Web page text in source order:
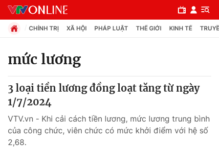
Chuyên mục
Chính trị
Xã hội
CHÍNH TRỊ XÃ HỘI PHÁP LUẬT THẾ GIỚI KINH TẾ
mức lương
3 loại tiền lương đồng loạt tăng từ ngày
1/7/2024
VTV.vn - Khi cải cách tiền lương, mức lương trung bình
của công chức, viên chức có mức khởi điểm với hệ số
2,68.